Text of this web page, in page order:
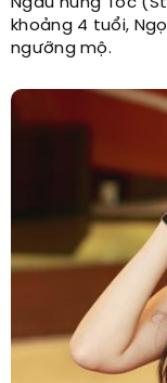
Ngẫu hứng Tóc
khoảng 4 tuổi,
ngưỡng mộ.